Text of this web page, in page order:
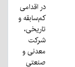
در اقدامی
کم‌سابقه و
تاریخی،
شرکت
معدنی و
صنعتی